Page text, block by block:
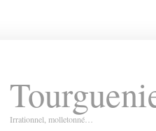
Irrationnel, molletonné…